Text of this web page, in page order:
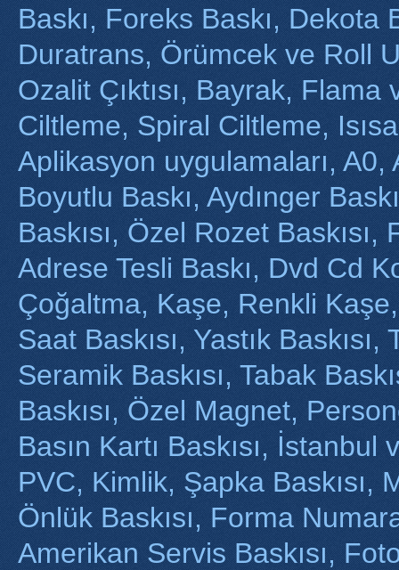
Baskı, Foreks Baskı, Dekota
Duratrans, Örümcek ve Roll
Ozalit Çıktısı, Bayrak,
Ciltleme, Spiral Ciltleme,
Aplikasyon uygulamaları, A0,
Boyutlu Baskı, Aydınger
Baskısı, Özel Rozet Baskısı,
Adrese Tesli Baskı, Dvd Cd
Çoğaltma, Kaşe, Renkli
Saat Baskısı, Yastık
Seramik Baskısı, Tabak
Baskısı, Özel Magnet,
Basın Kartı Baskısı,
PVC, Kimlik, Şapka Baskısı,
Önlük Baskısı, Forma
Amerikan Servis Baskısı,